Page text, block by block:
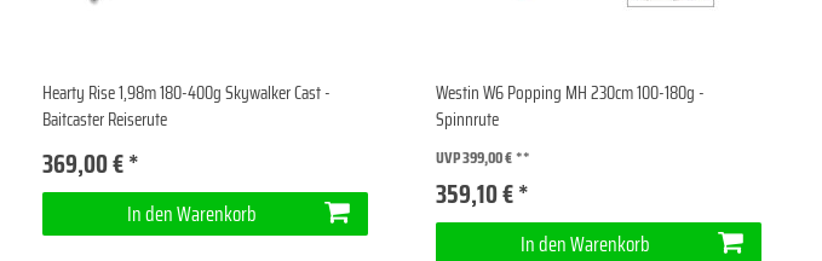
Hearty Rise 1,98m 180-400g Skywalker Cast -
Baitcaster Reiserute
369,00 € *
In den Warenkorb
Westin W6 Popping MH 230cm 100-180g -
Spinnrute
UVP 399,00 €
359,10 € *
In den Warenkorb